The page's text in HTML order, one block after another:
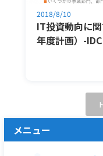
2018/8/10
IT投資動向に
年度計画）-IDC
メニュー